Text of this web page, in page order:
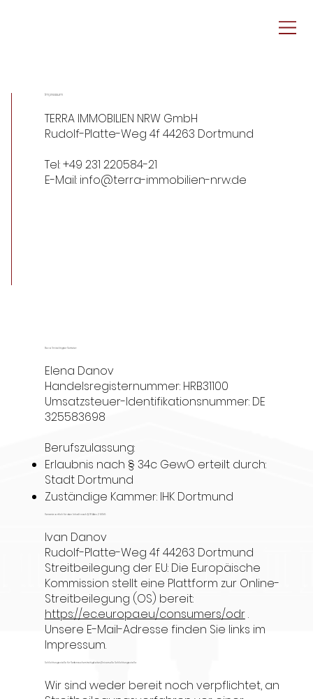
Impressum
TERRA IMMOBILIEN NRW GmbH
Rudolf-Platte-Weg 4f 44263 Dortmund
Tel: +49 231 220584-21
E-Mail: info@terra-immobilien-nrw.de
Bevollmächtigter Vertreter:
Elena Danov
Handelsregisternummer: HRB31100
Umsatzsteuer-Identifikationsnummer: DE
325583698
Berufszulassung:
Erlaubnis nach § 34c GewO erteilt durch:
Stadt Dortmund
Zuständige Kammer: IHK Dortmund
Verantwortlich für den Inhalt nach § 18 Abs. 2 MStV:
Ivan Danov
Rudolf-Platte-Weg 4f 44263 Dortmund
Streitbeilegung der EU: Die Europäische
Kommission stellt eine Plattform zur Online-
Streitbeilegung (OS) bereit:
https://ec.europa.eu/consumers/odr.
Unsere E-Mail-Adresse finden Sie links im
Impressum.
Schlichtungsstelle für Verbraucherstreitigkeiten/Universelle Schlichtungsstelle:
Wir sind weder bereit noch verpflichtet, an